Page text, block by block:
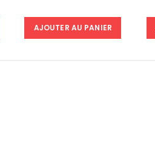
AJOUTER AU PANIER